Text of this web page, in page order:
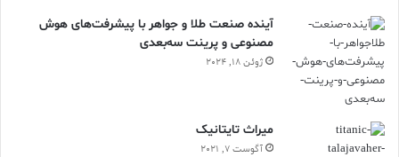
آینده صنعت طلا و جواهر با پیشرفت‌های هوش
مصنوعی و پرینت سه‌بعدی
ژوئن 18, 2024
ميراث تايتانيک
آگوست 7, 2021